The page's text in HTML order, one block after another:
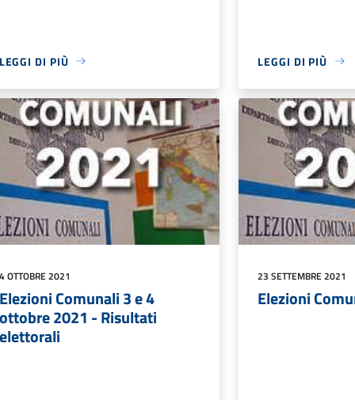
DI PIÙ LEGGI DI PIÙ
OTTOBRE 2021
Comunali 3 e 4
2021 - Risultati
23 SETTEMBRE 2021
Elezioni